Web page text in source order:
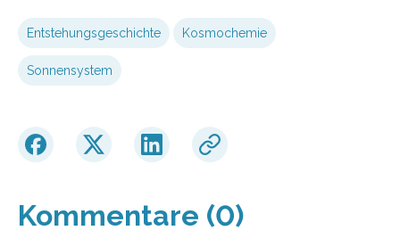
Entstehungsgeschichte Kosmochemie
Sonnensystem
Kommentare (0)